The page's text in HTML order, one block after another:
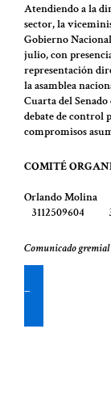
Atendiendo a la
sector, la
Gobierno
julio, con
representación
la asamblea
Cuarta del
debate de control
compromisos
COMITÉ
Orlando Molina
3112509604
Comunicado
De clic aquí para